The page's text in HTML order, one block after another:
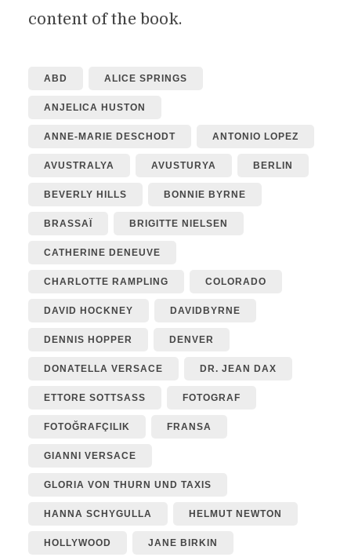
content of the book.
ABD ALICE SPRINGS
ANJELICA HUSTON
ANNE-MARIE DESCHODT ANTONIO LOPEZ
AVUSTRALYA AVUSTURYA BERLIN
BEVERLY HILLS BONNIE BYRNE
BRASSAÏ BRIGITTE NIELSEN
CATHERINE DENEUVE
CHARLOTTE RAMPLING COLORADO
DAVID HOCKNEY DAVIDBYRNE
DENNIS HOPPER DENVER
DONATELLA VERSACE DR. JEAN DAX
ETTORE SOTTSASS FOTOGRAF
FOTOĞRAFÇILIK FRANSA
GIANNI VERSACE
GLORIA VON THURN UND TAXIS
HANNA SCHYGULLA HELMUT NEWTON
HOLLYWOOD JANE BIRKIN